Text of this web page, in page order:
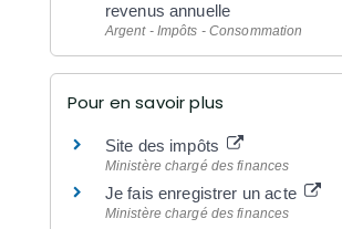
revenus annuelle
Argent - Impôts - Consommation
Pour en savoir plus
Site des impôts
Ministère chargé des finances
Je fais enregistrer un acte
Ministère chargé des finances